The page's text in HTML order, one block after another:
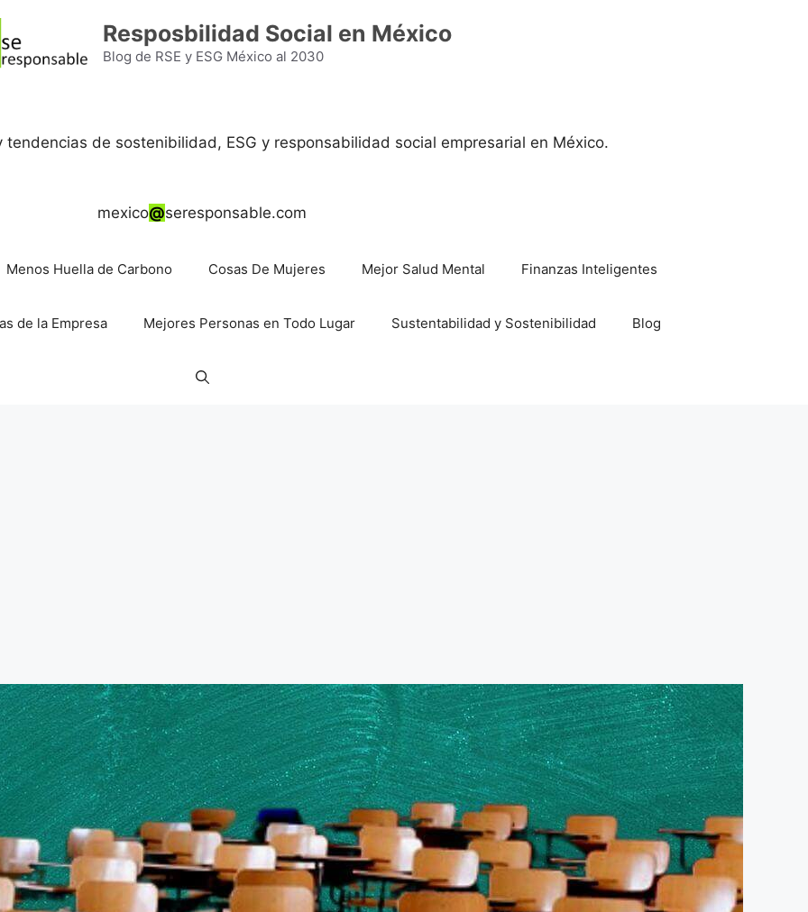
Resposbilidad Social en México
Blog de RSE y ESG México al 2030
de sostenibilidad, ESG y responsabilidad social empresarial en México.
mexico@seresponsable.com
Menos Huella de Carbono Cosas De Mujeres Mejor Salud Mental Finanzas Inteligentes
de la Empresa Mejores Personas en Todo Lugar Sustentabilidad y Sostenibilidad Blog